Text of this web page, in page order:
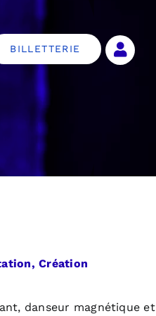
BILLETTERIE
Création
danseur magnétique et